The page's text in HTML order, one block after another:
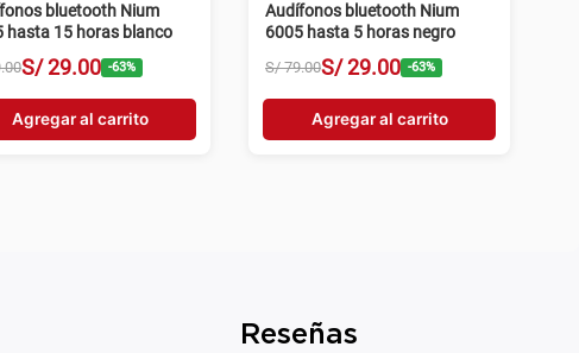
bluetooth Nium
hasta 15 horas blanco
.00S/ 29.00 -63%
Agregar al carrito
Audífonos bluetooth Nium
6005 hasta 5 horas negro
S/ 79.00S/ 29.00 -63%
Agregar al carrito
Reseñas